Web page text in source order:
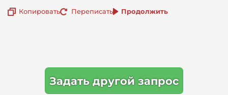
Копировать Переписать Продолжить
Задать другой запрос